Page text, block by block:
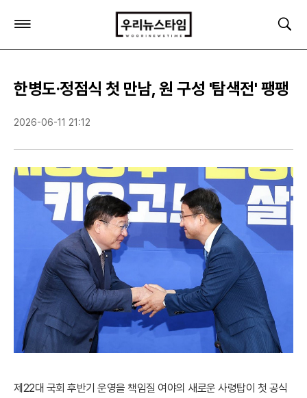
검
주
스
메
펼
기
한병도·정점식 첫 만남, 원 구성 '탐색전' 팽팽
2026-06-11 21:12
제22대 국회 후반기 운영을 책임질 여야의 새로운 사령탑이 첫 공식